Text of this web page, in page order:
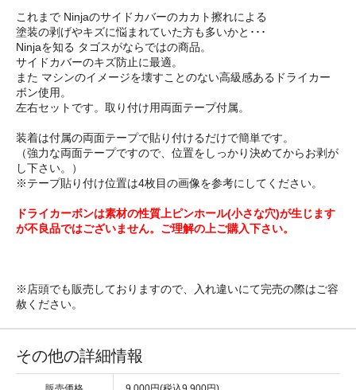
これまで Ninjaのサイドカバーのカカト擦れによる
塗装の剥げやキズに悩まれていた方も多いかと･･･
Ninjaを知る タゴスがならではの商品。
サイドカバーのキズ防止に最適。
また マシンのイメージを壊すことのない高級感あるドライカー
ボン使用。
左右セットです。取り付け用両面テープ付属。
装着は付属の両面テープで貼り付けるだけで簡単です。
（強力な両面テープですので、位置をしっかり決めてからお剥が
し下さい。）
※テープ貼り付け位置は4枚目の画像を参考にしてください。
ドライカーボンは素材の性質上ピンホール(小さな穴)が生じます
が不良品ではございません。ご理解の上ご購入下さい。
※店頭でも販売しておりますので、入れ違いにて完売の際はご容
赦ください。
その他の詳細情報